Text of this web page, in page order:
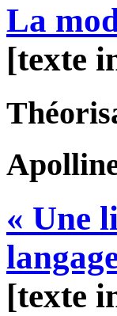
La
[texte
« Une
[texte